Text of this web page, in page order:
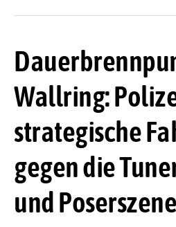
Wallring:
strategische
gegen die
und Poserszene